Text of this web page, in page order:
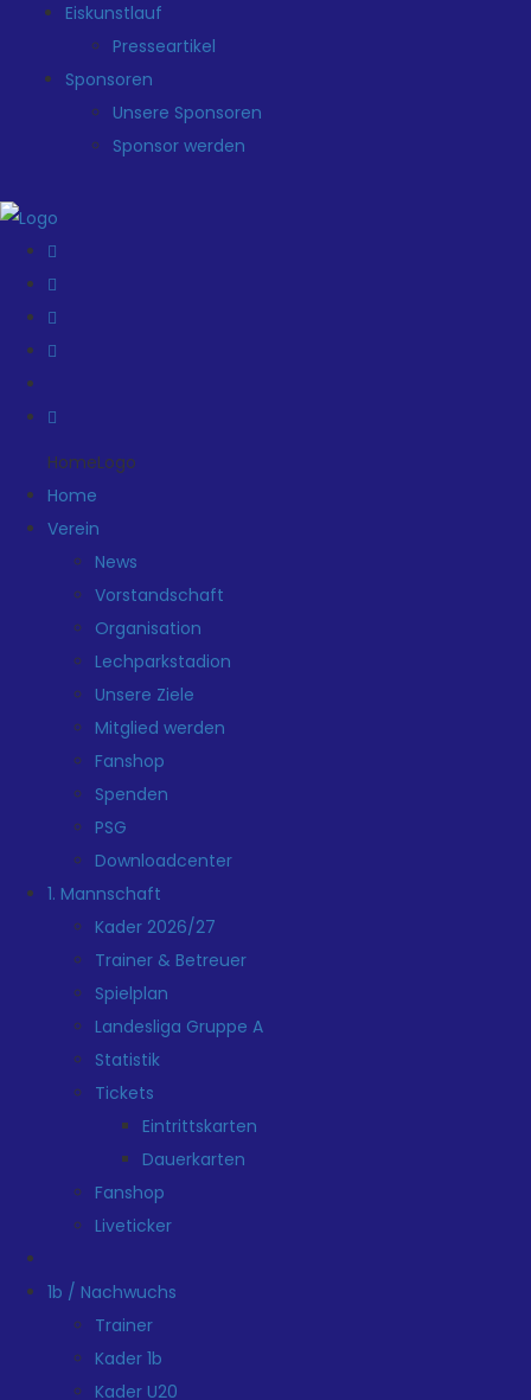
Eiskunstlauf
Presseartikel
Sponsoren
Unsere Sponsoren
Sponsor werden
HomeLogo
Home
Verein
News
Vorstandschaft
Organisation
Lechparkstadion
Unsere Ziele
Mitglied werden
Fanshop
Spenden
PSG
Downloadcenter
1. Mannschaft
Kader 2026/27
Trainer & Betreuer
Spielplan
Landesliga Gruppe A
Statistik
Tickets
Eintrittskarten
Dauerkarten
Fanshop
Liveticker
1b / Nachwuchs
Trainer
Kader 1b
Kader U20